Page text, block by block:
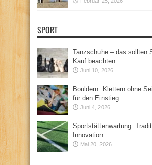
SPORT
Tanzschuhe – das sollten
Kauf beachten
Juni 10, 2026
Bouldern: Klettern ohne
für den Einstieg
Juni 4, 2026
Sportstättenwartung:
Innovation
Mai 20, 2026